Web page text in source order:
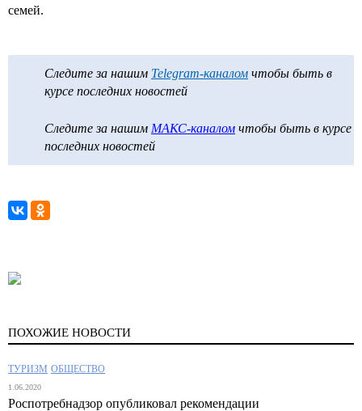
семей.
Следите за нашим Telegram-каналом чтобы быть в
курсе последних новостей
Следите за нашим МАКС-каналом чтобы быть в курсе
последних новостей
ПОХОЖИЕ НОВОСТИ
ТУРИЗМ ОБЩЕСТВО
1.06.2020
Роспотребнадзор опубликовал рекомендации